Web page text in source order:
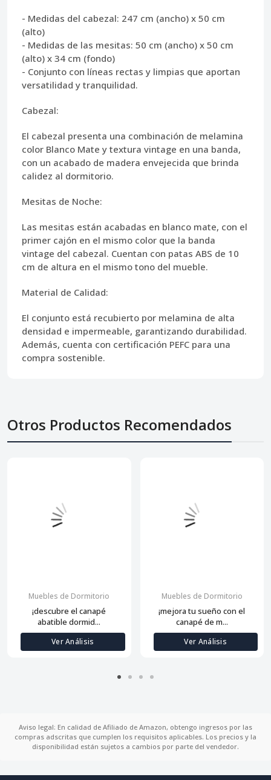
- Medidas del cabezal: 247 cm (ancho) x 50 cm
(alto)
- Medidas de las mesitas: 50 cm (ancho) x 50 cm
(alto) x 34 cm (fondo)
- Conjunto con líneas rectas y limpias que aportan
versatilidad y tranquilidad.
Cabezal:
El cabezal presenta una combinación de melamina
color Blanco Mate y textura vintage en una banda,
con un acabado de madera envejecida que brinda
calidez al dormitorio.
Mesitas de Noche:
Las mesitas están acabadas en blanco mate, con el
primer cajón en el mismo color que la banda
vintage del cabezal. Cuentan con patas ABS de 10
cm de altura en el mismo tono del mueble.
Material de Calidad:
El conjunto está recubierto por melamina de alta
densidad e impermeable, garantizando durabilidad.
Además, cuenta con certificación PEFC para una
compra sostenible.
Otros Productos Recomendados
Muebles de Dormitorio
¡descubre el canapé
abatible dormid...
Ver Análisis
Muebles de Dormitorio
¡mejora tu sueño con el
canapé de m...
Ver Análisis
Aviso legal: En calidad de Afiliado de Amazon, obtengo ingresos por las
compras adscritas que cumplen los requisitos aplicables. Los precios y la
disponibilidad están sujetos a cambios por parte del vendedor.